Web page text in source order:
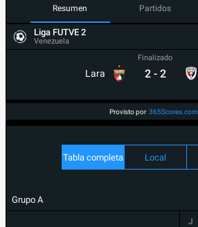
Resumen Partidos
Liga FUTVE 2
Venezuela
Lara
Finalizado
2 - 2
Provisto por 365Scores.com
Tabla completa Local
Grupo A
J